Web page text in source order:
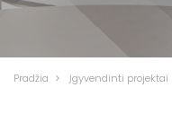
Pradžia Įgyvendinti projektai